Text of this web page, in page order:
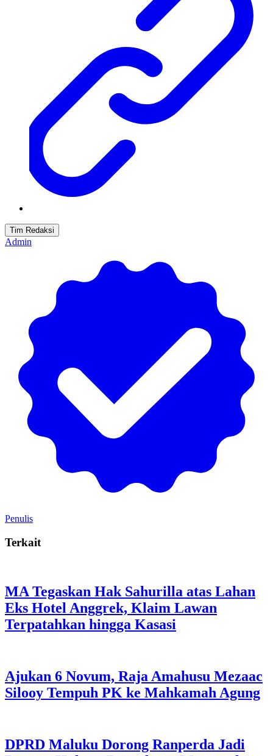
Tim Redaksi
Admin
Penulis
Terkait
MA Tegaskan Hak Sahurilla atas Lahan
Eks Hotel Anggrek, Klaim Lawan
Terpatahkan hingga Kasasi
Ajukan 6 Novum, Raja Amahusu Mezaac
Silooy Tempuh PK ke Mahkamah Agung
DPRD Maluku Dorong Ranperda Jadi